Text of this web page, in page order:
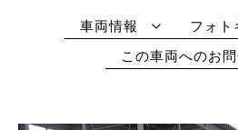
車両情報
フォト
この車両へのお